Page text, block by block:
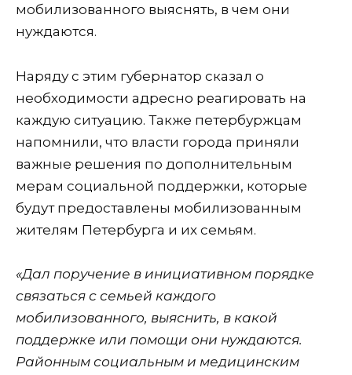
мобилизованного выяснять, в чем они
нуждаются.
Наряду с этим губернатор сказал о
необходимости адресно реагировать на
каждую ситуацию. Также петербуржцам
напомнили, что власти города приняли
важные решения по дополнительным
мерам социальной поддержки, которые
будут предоставлены мобилизованным
жителям Петербурга и их семьям.
«Дал поручение в инициативном порядке
связаться с семьей каждого
мобилизованного, выяснить, в какой
поддержке или помощи они нуждаются.
Районным социальным и медицинским